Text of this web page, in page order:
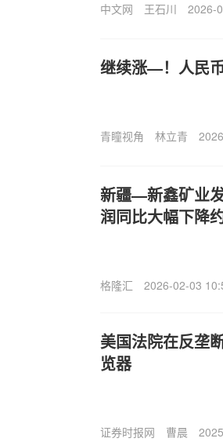
中文网 王石川 2026-
继续涨—！人民
青瞳视角 林立青
新疆—新鑫矿业
润同比大幅下降
格隆汇 2026-02-03
美国法院在反垄
览器
证券时报网 曹晨